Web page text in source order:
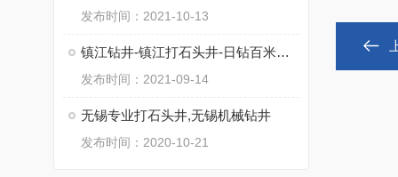
发布时间：2021-10-13
镇江钻井-镇江打石头井-日钻百米不用水电
发布时间：2021-09-14
无锡专业打石头井,无锡机械钻井
发布时间：2020-10-21